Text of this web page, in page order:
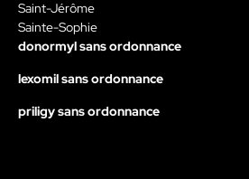
Saint-Jérôme
Sainte-Sophie
donormyl sans ordonnance
lexomil sans ordonnance
priligy sans ordonnance